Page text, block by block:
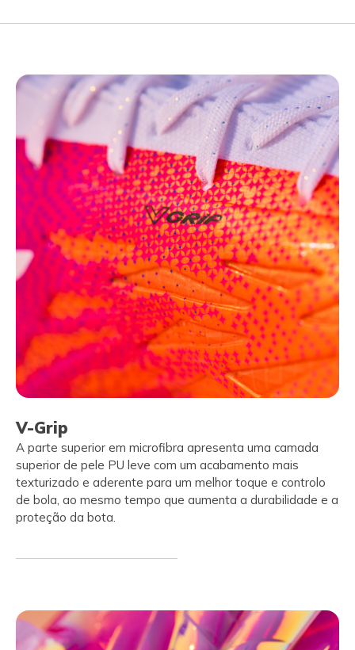
V-Grip
A parte superior em microfibra apresenta uma camada
superior de pele PU leve com um acabamento mais
texturizado e aderente para um melhor toque e controlo
de bola, ao mesmo tempo que aumenta a durabilidade e a
proteção da bota.